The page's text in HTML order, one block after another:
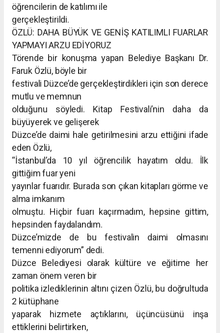
öğrencilerin de katılımı ile
gerçekleştirildi.
ÖZLÜ: DAHA BÜYÜK VE GENİŞ KATILIMLI FUARLAR
YAPMAYI ARZU EDİYORUZ
Törende bir konuşma yapan Belediye Başkanı Dr.
Faruk Özlü, böyle bir
festivali Düzce’de gerçekleştirdikleri için son derece
mutlu ve memnun
olduğunu söyledi. Kitap Festivali’nin daha da
büyüyerek ve gelişerek
Düzce’de daimi hale getirilmesini arzu ettiğini ifade
eden Özlü,
“İstanbul’da 10 yıl öğrencilik hayatım oldu. İlk
gittiğim fuar yeni
yayınlar fuarıdır. Burada son çıkan kitapları görme ve
alma imkanım
olmuştu. Hiçbir fuarı kaçırmadım, hepsine gittim,
hepsinden faydalandım.
Düzce’mizde de bu festivalin daimi olmasını
temenni ediyorum” dedi.
Düzce Belediyesi olarak kültüre ve eğitime her
zaman önem veren bir
politika izlediklerinin altını çizen Özlü, bu doğrultuda
2 kütüphane
yaparak hizmete açtıklarını, üçüncüsünü inşa
ettiklerini belirtirken,